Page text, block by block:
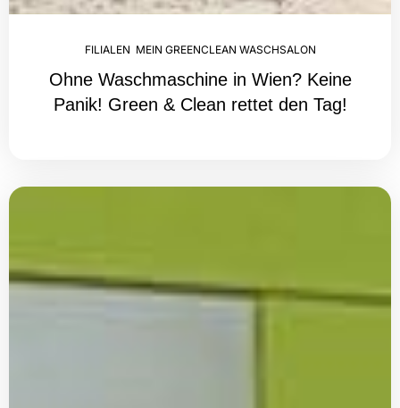
FILIALEN MEIN GREENCLEAN WASCHSALON
Ohne Waschmaschine in Wien? Keine
Panik! Green & Clean rettet den Tag!